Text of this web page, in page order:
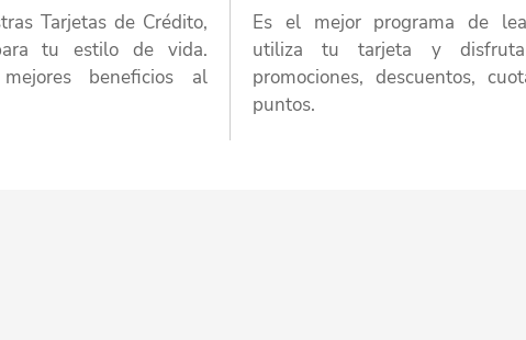
Tarjetas de Crédito,
tu estilo de vida.
beneficios al
Es el mejor programa de
utiliza tu tarjeta y
promociones, descuentos,
puntos.